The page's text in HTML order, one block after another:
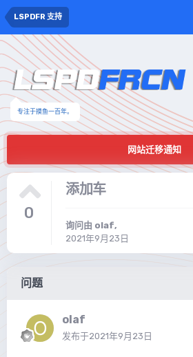
LSPDFR 支持
专注于摸鱼一百年。
网站迁移通知
0
添加车
询问由 olaf,
2021年9月23日
问题
olaf
发布于2021年9月23日